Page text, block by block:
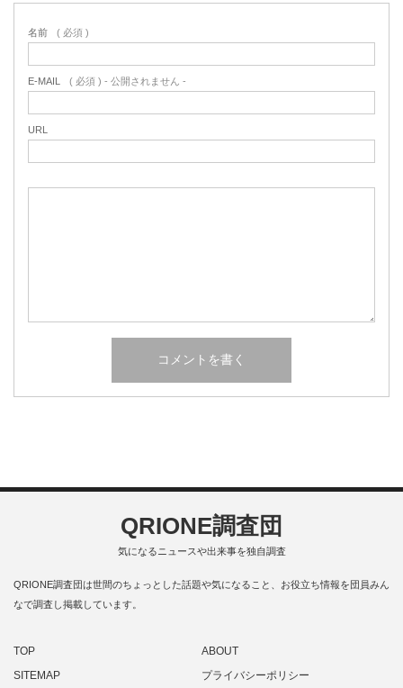
名前 ( 必須 )
E-MAIL ( 必須 ) - 公開されません -
URL
QRIONE調査団
気になるニュースや出来事を独自調査
QRIONE調査団は世間のちょっとした話題や気になること、お役立ち情報を団員みん
なで調査し掲載しています。
TOP
ABOUT
SITEMAP
プライバシーポリシー